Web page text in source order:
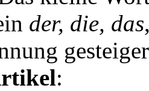
der, die, das
: